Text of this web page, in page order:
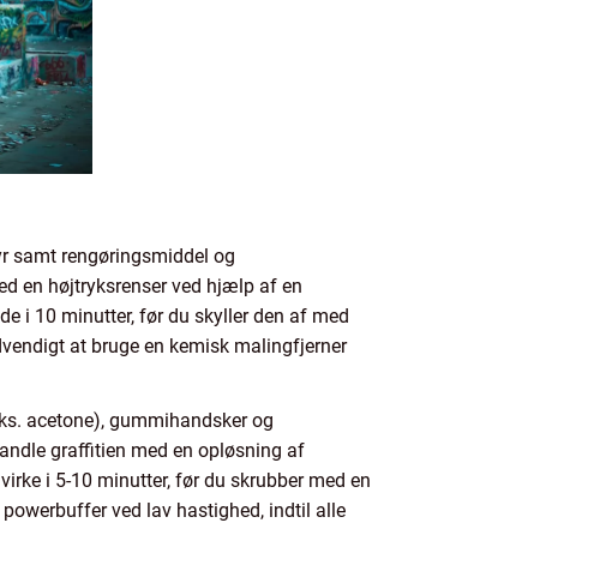
samt rengøringsmiddel og
en højtryksrenser ved hjælp af en
i 10 minutter, før du skyller den af med
at bruge en kemisk malingfjerner
acetone), gummihandsker og
graffitien med en opløsning af
i 5-10 minutter, før du skrubber med en
ved lav hastighed, indtil alle